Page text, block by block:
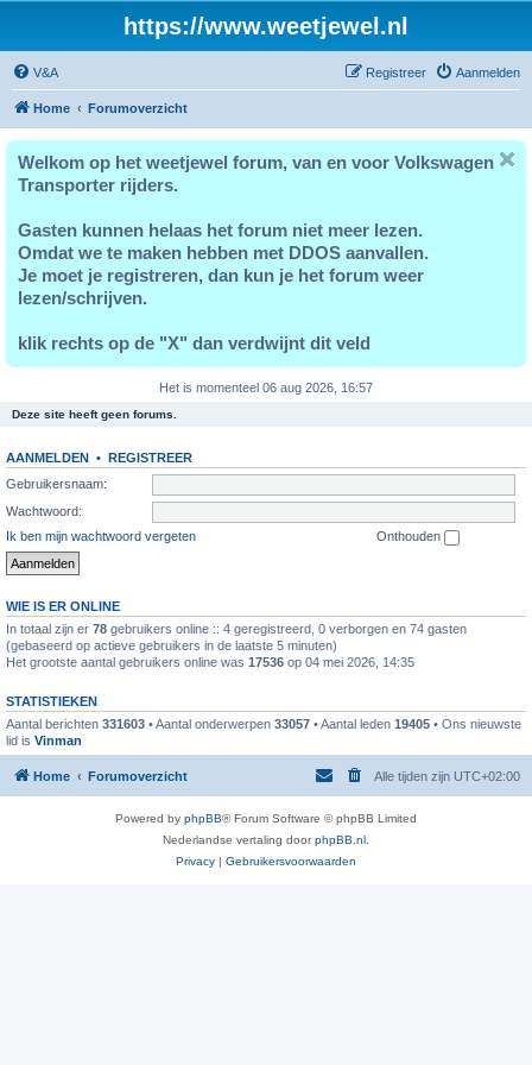
https://www.weetjewel.nl
V&A Aanmelden
Registreer
Home Forumoverzicht
Welkom op het weetjewel forum, van en voor Volkswagen
Transporter rijders.
Gasten kunnen helaas het forum niet meer lezen.
Omdat we te maken hebben met DDOS aanvallen.
Je moet je registreren, dan kun je het forum weer
lezen/schrijven.
klik rechts op de "X" dan verdwijnt dit veld
Het is momenteel 06 aug 2026, 16:57
Deze site heeft geen forums.
AANMELDEN • REGISTREER
Gebruikersnaam:
Wachtwoord:
Ik ben mijn wachtwoord vergeten
Onthouden
WIE IS ER ONLINE
In totaal zijn er 78 gebruikers online :: 4 geregistreerd, 0 verborgen en 74 gasten
(gebaseerd op actieve gebruikers in de laatste 5 minuten)
Het grootste aantal gebruikers online was 17536 op 04 mei 2026, 14:35
STATISTIEKEN
Aantal berichten 331603 • Aantal onderwerpen 33057 • Aantal leden 19405 • Ons nieuwste
lid is Vinman
Home Forumoverzicht Alle tijden zijn UTC+02:00
Powered by phpBB® Forum Software © phpBB Limited
Nederlandse vertaling doorphpBB.nl
Privacy | Gebruikersvoorwaarden